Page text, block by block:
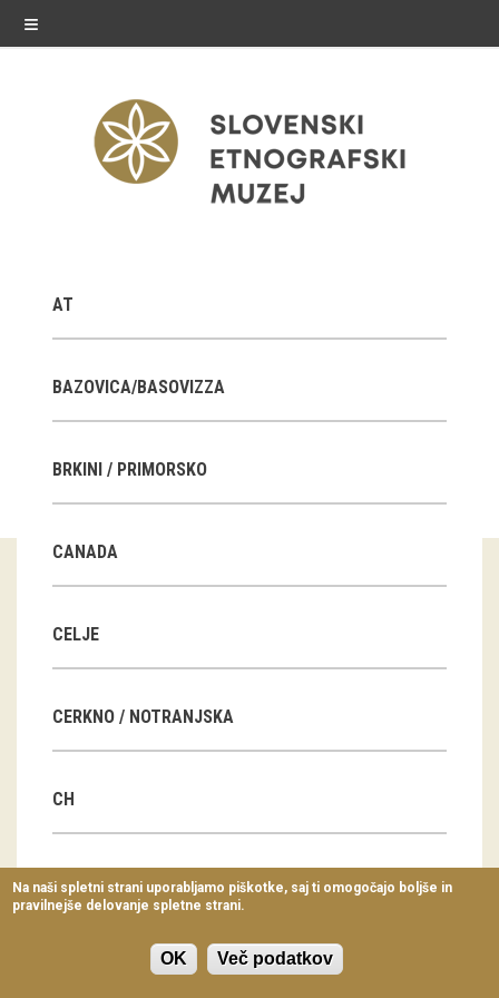
≡
Stalne razstave
Občasne razstave
E-razstave
Arhiv razstav
dogodki
Predavanja
Delavnice
Vodeni ogledi
AT
BAZOVICA/BASOVIZZA
BRKINI / PRIMORSKO
CANADA
CELJE
CERKNO / NOTRANJSKA
CH
CN
Na naši spletni strani uporabljamo piškotke, saj ti omogočajo boljše in
pravilnejše delovanje spletne strani.
OK Več podatkov